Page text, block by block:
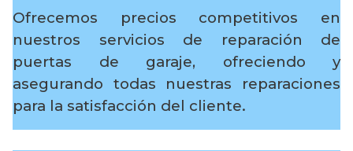
Ofrecemos precios competitivos en
nuestros servicios de reparación de
puertas de garaje, ofreciendo y
asegurando todas nuestras reparaciones
para la satisfacción del cliente.